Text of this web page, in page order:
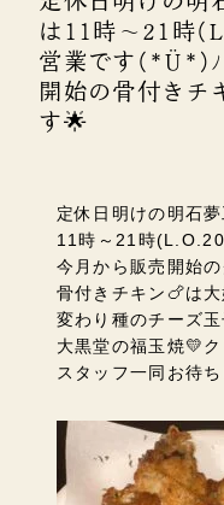
は11時～21時
営業です(*Ü*)ﾉ
開始の骨付きチ
す🌟
定休日明けの明石
11時～21時
今月から販売開始
骨付きチキン🍗は
変わり種のチーズ
大黒堂の福玉焼💛